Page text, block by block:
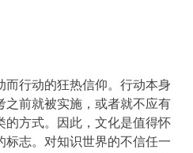
行动的狂热信仰。行动本身
之前就被实施，或者就不应有
的方式。因此，文化是值得怀
标志。对知识世界的不信任一